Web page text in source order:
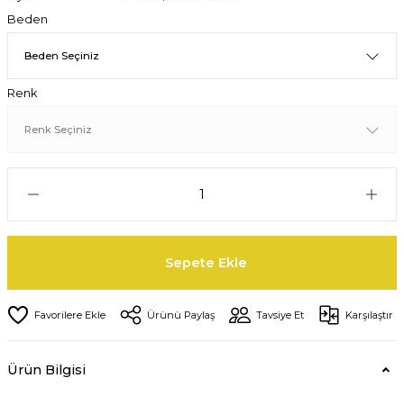
Beden
Renk
Sepete Ekle
Ürünü Paylaş Tavsiye Et Karşılaştır
Ürün Bilgisi